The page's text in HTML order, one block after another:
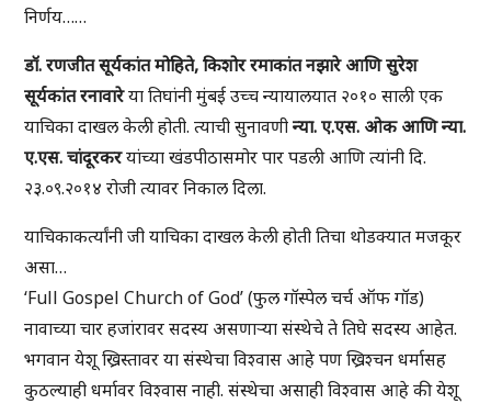
निर्णय……
डॉ. रणजीत सूर्यकांत मोहिते,किशोर रमाकांत नझारे आणि सुरेश
सूर्यकांत रनावारेया तिघांनी मुंबई उच्च न्यायालयात २०१० साली एक
याचिका दाखल केली होती. त्याची सुनावणीन्या. ए.एस. ओक आणि न्या.
ए.एस. चांदूरकरयांच्या खंडपीठासमोर पार पडली आणि त्यांनी दि.
२३.०९.२०१४ रोजी त्यावर निकाल दिला.
याचिकाकर्त्यांनी जी याचिका दाखल केली होती तिचा थोडक्यात मजकूर
असा…
‘Full Gospel Church of God’ (फुल गॉस्पेल चर्च ऑफ गॉड)
नावाच्या चार हजांरावर सदस्य असणाऱ्या संस्थेचे ते तिघे सदस्य आहेत.
भगवान येशू ख्रिस्तावर या संस्थेचा विश्वास आहे पण ख्रिश्चन धर्मासह
कुठल्याही धर्मावर विश्वास नाही. संस्थेचा असाही विश्वास आहे की येशू